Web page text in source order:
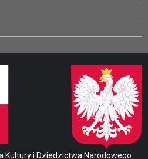
Kultury i Dziedzictwa Narodowego